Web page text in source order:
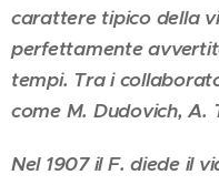
carattere tipico della
perfettamente
tempi. Tra i
come M. Dudovich, A.
Nel 1907 il F. diede il